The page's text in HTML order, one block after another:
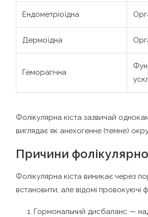
Ендометріоїдна
Дермоїдна
Геморагічна
Фолікулярна кіста зазвичай
виглядає як анехогенне (темне)
Причини
Фолікулярна кіста виникає через
встановити, але відомі провокуючі
Гормональний дисбаланс —